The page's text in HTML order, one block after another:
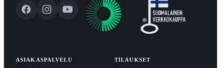
ASIAKASPALVELU TILAUKSET